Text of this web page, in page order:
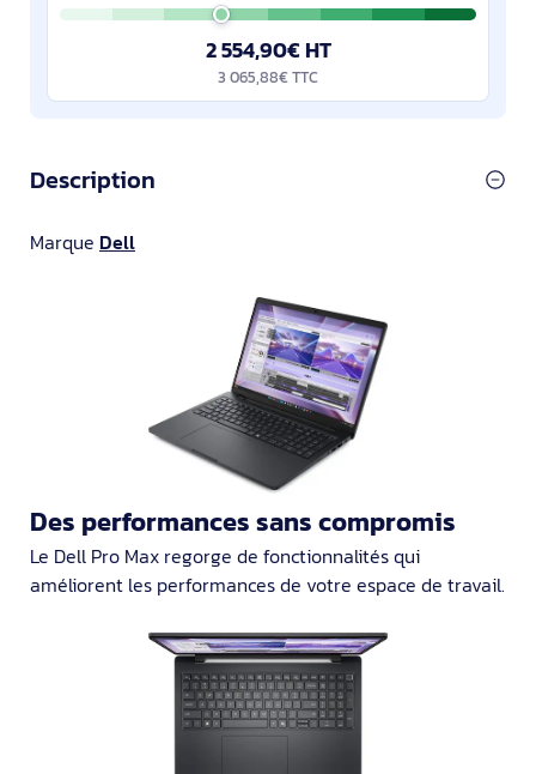
2 554,90€ HT
3 065,88€ TTC
Description
Marque Dell
Des performances sans compromis
Le Dell Pro Max regorge de fonctionnalités qui
améliorent les performances de votre espace de travail.